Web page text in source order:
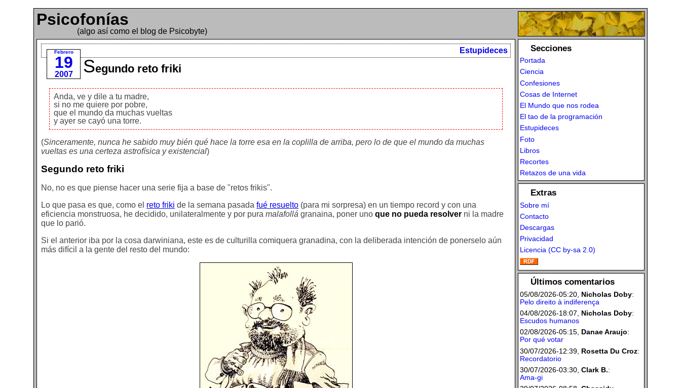
Psicofonías
(algo así como el blog de Psicobyte)
Febrero
19
2007
Estupideces
Segundo reto friki
Anda, ve y dile a tu madre,
si no me quiere por pobre,
que el mundo da muchas vueltas
y ayer se cayó una torre.
(Sinceramente, nunca he sabido muy bién qué hace la torre esa en la coplilla de arriba, pero lo de que el mundo da muchas
vueltas es una certeza astrofísica y existencial)
Segundo reto friki
No, no es que piense hacer una serie fija a base de "retos frikis".
Lo que pasa es que, como el reto friki de la semana pasadafué resuelto (para mi sorpresa) en un tiempo record y con una
eficiencia monstruosa, he decidido, unilateralmente y por puramalafollá granaina, poner unoque no pueda resolver ni la madre
que lo parió.
Si el anterior iba por la cosa darwiniana, este es de culturilla comiquera granadina, con la deliberada intención de ponerselo aún
más difícil a la gente del resto del mundo:
Secciones
Portada
Ciencia
Confesiones
Cosas de Internet
El Mundo que nos rodea
El tao de la programación
Estupideces
Foto
Libros
Recortes
Retazos de una vida
Extras
Sobre mí
Contacto
Descargas
Privacidad
Licencia (CC by-sa 2.0)
Últimos comentarios
05/08/2026-05:20, Nicholas Doby:
Pelo direito à indiferença
04/08/2026-18:07, Nicholas Doby:
Escudos humanos
02/08/2026-05:15, Danae Araujo:
Por qué votar
30/07/2026-12:39, Rosetta Du Croz:
Recordatorio
30/07/2026-03:30, Clark B.:
Ama-gi